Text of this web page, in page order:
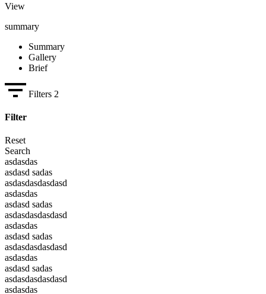
View
summary
Summary
Gallery
Brief
Filters 2
Filter
Reset
Search
asdasdas
asdasd sadas
asdasdasdasdasd
asdasdas
asdasd sadas
asdasdasdasdasd
asdasdas
asdasd sadas
asdasdasdasdasd
asdasdas
asdasd sadas
asdasdasdasdasd
asdasdas